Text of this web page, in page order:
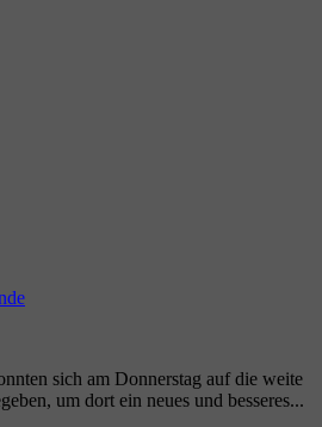
sich am Donnerstag auf die weite
um dort ein neues und besseres...